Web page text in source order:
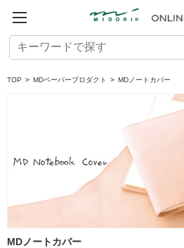
TOP > MDペーパープロダクト > MDノートカバー
MDノートカバー